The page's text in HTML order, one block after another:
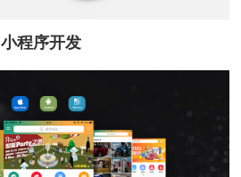
小程序开发